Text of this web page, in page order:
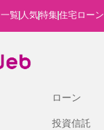
一覧 人気特集住宅ローン
ローン
投資信託